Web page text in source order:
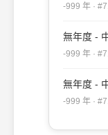
-999 年 ·
無年度 -
-999 年 ·
無年度 -
-999 年 ·